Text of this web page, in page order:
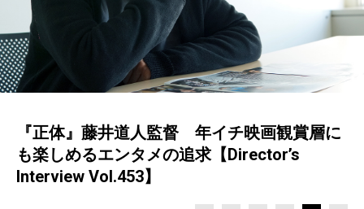
『正体』藤井道人監督 年イチ映画観賞層に
も楽しめるエンタメの追求【Director’s
Interview Vol.453】